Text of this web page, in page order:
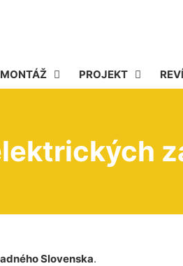
MONTÁŽ PROJEKT
Slovenska.